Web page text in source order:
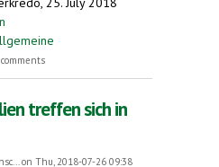
Familien schwärmen von
treffen sich in
on Thu, 2018-07-26 09:38